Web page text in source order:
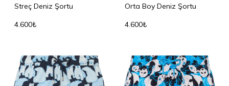
Streç Deniz Şortu
4.600₺
Orta Boy Deniz Şortu
4.600₺